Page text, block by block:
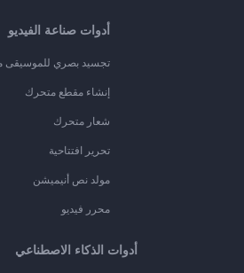
أدوات صناعة الفيديو
تجسيد بصري للموسيقى
إنشاء مقطع متحرك
شعار متحرك
تحرير افتتاحية
مولد نص أنيميشن
محرر فيديو
أدوات الذكاء الاصطناعي